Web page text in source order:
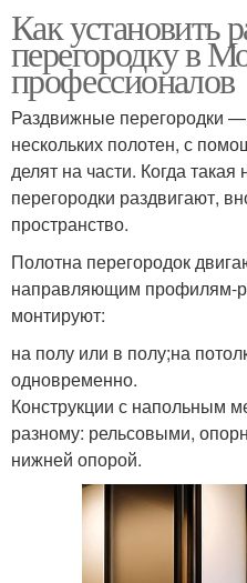
Как установить
перегородку в
профессионалов
Раздвижные перегородки —
нескольких полотен, с
делят на части. Когда
перегородки раздвигают,
пространство.
Полотна перегородок
направляющим профилям-
монтируют:
на полу или в полу;на
одновременно.
Конструкции с напольным
разному: рельсовыми,
нижней опорой.